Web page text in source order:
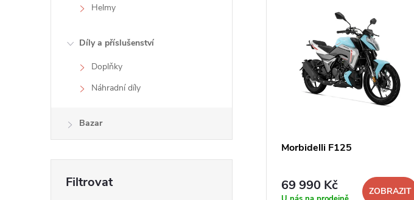
Helmy
Díly a příslušenství
Doplňky
Náhradní díly
Bazar
Morbidelli F125
69 990 Kč ZOBRAZIT